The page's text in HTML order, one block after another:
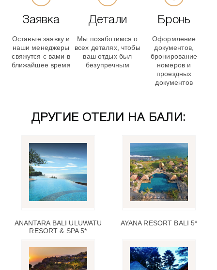
Заявка
Оставьте заявку и
наши менеджеры
свяжутся с вами в
ближайшее время
Детали
Мы позаботимся о
всех деталях, чтобы
ваш отдых был
безупречным
Бронь
Оформление
документов,
бронирование
номеров и
проездных
документов
ДРУГИЕ ОТЕЛИ НА БАЛИ:
ANANTARA BALI ULUWATU
RESORT & SPA 5*
AYANA RESORT BALI 5*